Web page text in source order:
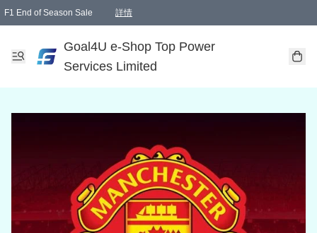
F1 End of Season Sale 詳情
Goal4U e-Shop Top Power
Services Limited